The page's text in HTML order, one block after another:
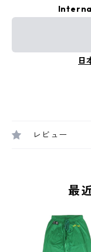
日
レビュー
最